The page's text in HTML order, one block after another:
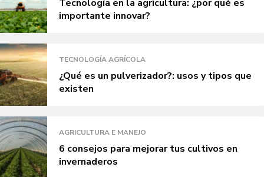
Tecnología en la agricultura: ¿por qué es
importante innovar?
TECNOLOGÍA AGRÍCOLA
¿Qué es un pulverizador?: usos y tipos que
existen
AGRICULTURA E MANEJO
6 consejos para mejorar tus cultivos en
invernaderos